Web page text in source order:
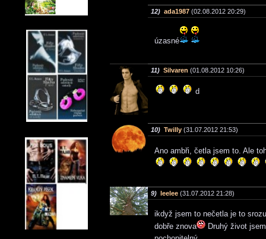
12) ada1987 (02.08.2012 20:29)
úzasné
11) Silvaren (01.08.2012 10:26)
d
10) Twilly (31.07.2012 21:53)
Ano ambři, četla jsem to. Ale
9) leelee (31.07.2012 21:28)
ikdyž jsem to nečetla je to
dobře znova
Druhý život